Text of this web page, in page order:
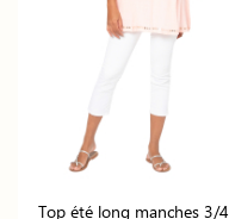
Top été long manches 3/4